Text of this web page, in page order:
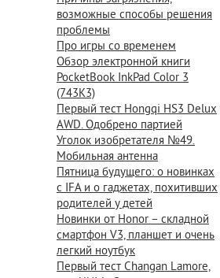
возможные способы решения
проблемы
Про игры со временем
Обзор электронной книги
PocketBook InkPad Color 3
(743K3)
Первый тест Hongqi HS3 Delux
AWD. Одобрено партией
Уголок изобретателя №49.
Мобильная антенна
Пятница будущего: о новинках
с IFA и о гаджетах, похитивших
родителей у детей
Новинки от Honor – складной
смартфон V3, планшет и очень
легкий ноутбук
Первый тест Changan Lamore,